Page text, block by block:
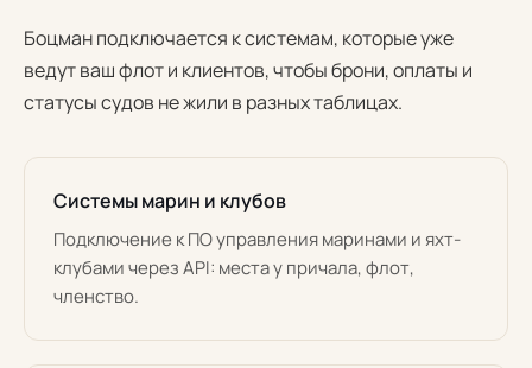
Боцман подключается к системам, которые уже
ведут ваш флот и клиентов, чтобы брони, оплаты и
статусы судов не жили в разных таблицах.
Системы марин и клубов
Подключение к ПО управления маринами и яхт-
клубами через API: места у причала, флот,
членство.